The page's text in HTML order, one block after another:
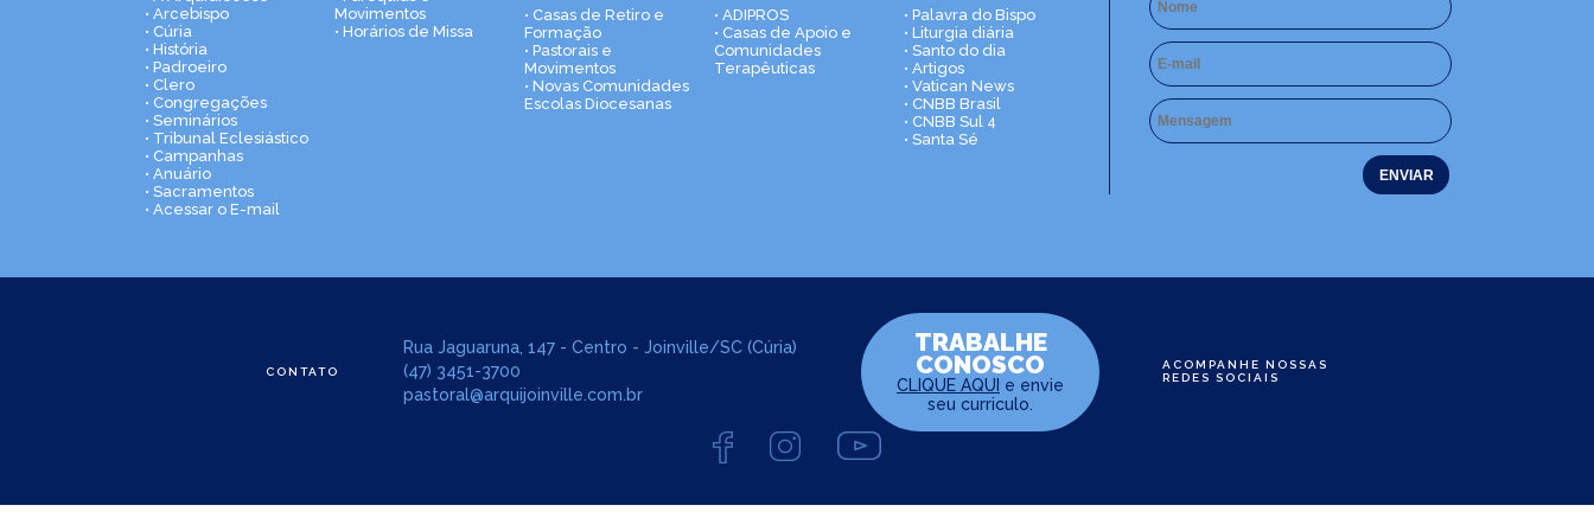
• Arcebispo
• Cúria
• História
• Padroeiro
• Clero
• Congregações
• Seminários
• Tribunal Eclesiástico
• Campanhas
• Anuário
• Sacramentos
• Acessar o E-mail
Movimentos
• Horários de Missa
• Casas de Retiro e
Formação
• Pastorais e
Movimentos
• Novas Comunidades
Escolas Diocesanas
• ADIPROS
• Casas de Apoio e
Comunidades
Terapêuticas
• Palavra do Bispo
• Liturgia diária
• Santo do dia
• Artigos
• Vatican News
• CNBB Brasil
• CNBB Sul 4
• Santa Sé
CONTATO
Rua Jaguaruna, 147 - Centro - Joinville/SC (Cúria)
(47) 3451-3700
pastoral@arquijoinville.com.br
TRABALHE
CONOSCO
CLIQUE AQUI e envie
seu curriculo.
ACOMPANHE NOSSAS
REDES SOCIAIS